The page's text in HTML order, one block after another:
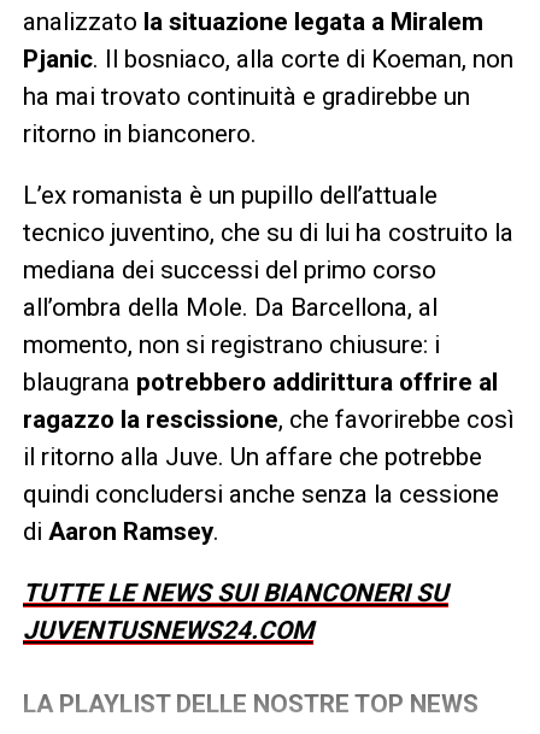
analizzato la situazione legata a Miralem
Pjanic. Il bosniaco, alla corte di Koeman, non
ha mai trovato continuità e gradirebbe un
ritorno in bianconero.
L’ex romanista è un pupillo dell’attuale
tecnico juventino, che su di lui ha costruito la
mediana dei successi del primo corso
all’ombra della Mole. Da Barcellona, al
momento, non si registrano chiusure: i
blaugrana potrebbero addirittura offrire al
ragazzo la rescissione, che favorirebbe così
il ritorno alla Juve. Un affare che potrebbe
quindi concludersi anche senza la cessione
di Aaron Ramsey.
TUTTE LE NEWS SUI BIANCONERI SU
JUVENTUSNEWS24.COM
LA PLAYLIST DELLE NOSTRE TOP NEWS